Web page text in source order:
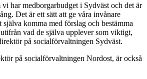
vi har medborgarbudget i Sydväst och det är
Det är ett sätt att ge våra invånare
komma med förslag och bestämma
vad de själva upplever som viktigt,
på socialförvaltningen Sydväst.
på socialförvaltningen Nordost, är också